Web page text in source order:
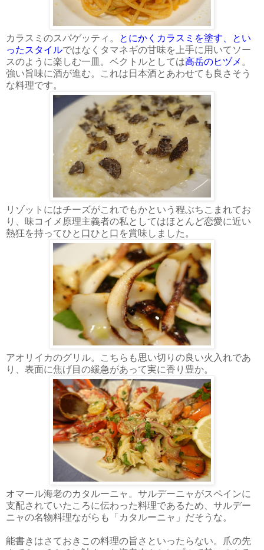
カラスミのスパゲッティ。
とにかくカラスミを塗す、とい
ったスタイルではなくタマネギの甘味を上手に用いてソー
スのように楽しむ一皿。ベクトルとしては高岳のヒヅメ 。
強い旨味に酒が進む。これは日本酒とあわせても良さそう
な料理です。
リゾットにはチーズがこれでもかという程ぶちこまれてお
り、味コイメ原理主義者の私としてはほとんど恋愛に近い
熱狂を持ってひと口ひと口を賞味しました。
アオリイカのグリル。こちらも思い切りの良い火入れであ
り、表面に焦げ目の緩急があって実に香り豊か。
オマール海老のカタルーニャ。サルデーニャがスペインに
支配されていたころに伝わった料理であるため、サルデー
ニャの名物料理ながらも「カタルーニャ」だそうな。
能書きはさておきこの料理の旨さといったらない。爪の先